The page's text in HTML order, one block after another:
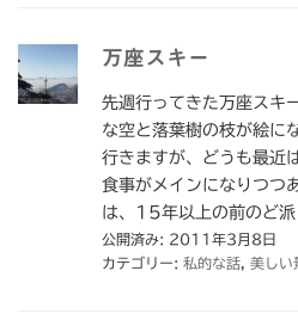
万座スキー
先週行ってきた万座スキ
な空と落葉樹の枝が絵に
行きますが、どうも最近
食事がメインになりつつ
は、15年以上の前のど
公開済み: 2011年3月8日
カテゴリー: 私的な話 美しい